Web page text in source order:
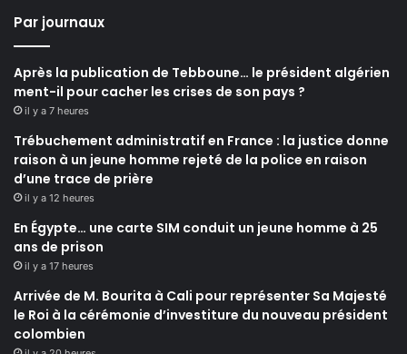
Par journaux
Après la publication de Tebboune… le président algérien
ment-il pour cacher les crises de son pays ?
il y a 7 heures
Trébuchement administratif en France : la justice donne
raison à un jeune homme rejeté de la police en raison
d’une trace de prière
il y a 12 heures
En Égypte… une carte SIM conduit un jeune homme à 25
ans de prison
il y a 17 heures
Arrivée de M. Bourita à Cali pour représenter Sa Majesté
le Roi à la cérémonie d’investiture du nouveau président
colombien